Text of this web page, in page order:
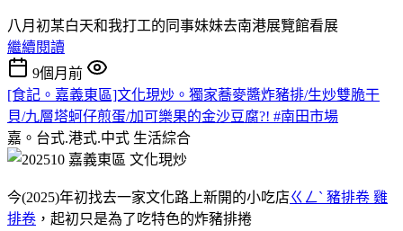
八月初某白天和我打工的同事妹妹去南港展覽館看展
繼續閱讀
9個月前
[食記。嘉義東區]文化現炒。獨家蕎麥醬炸豬排/生炒雙脆干
貝/九層塔蚵仔煎蛋/加可樂果的金沙豆腐?! #南田市場
嘉。台式.港式.中式 生活綜合
今(2025)年初找去一家文化路上新開的小吃店ㄍㄥˋ 豬排卷 雞
排卷 ，起初只是為了吃特色的炸豬排捲